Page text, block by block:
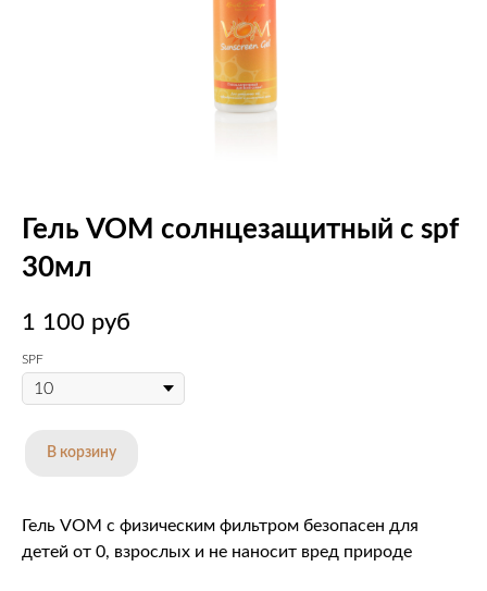
Гель VOM солнцезащитный с spf
30мл
1 100 руб
SPF
В корзину
Гель VOM с физическим фильтром безопасен для
детей от 0, взрослых и не наносит вред природе